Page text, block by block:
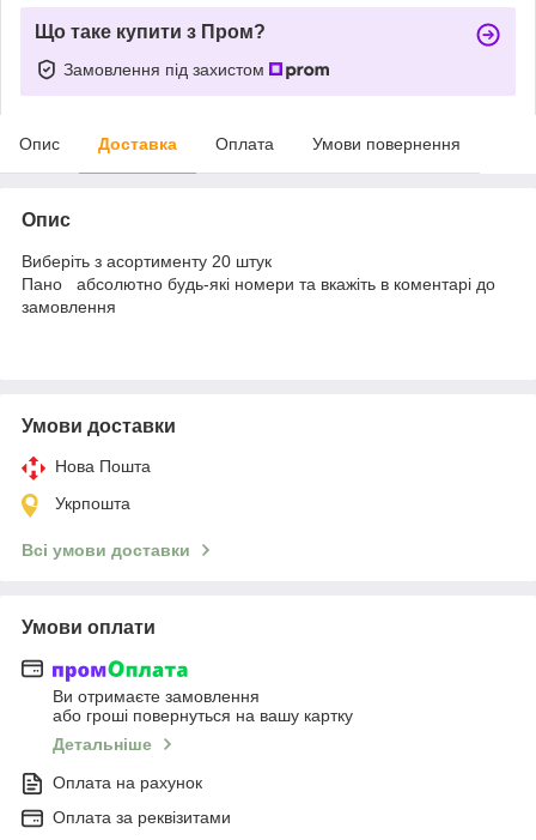
Що таке купити з Пром?
Замовлення під захистом
Опис Доставка Оплата Умови повернення
Опис
Виберіть з асортименту 20 штук
Пано абсолютно будь-які номери та вкажіть в коментарі до
замовлення
Умови доставки
Нова Пошта
Укрпошта
Всі умови доставки
Умови оплати
Ви отримаєте замовлення
або гроші повернуться на вашу картку
Детальніше
Оплата на рахунок
Оплата за реквізитами